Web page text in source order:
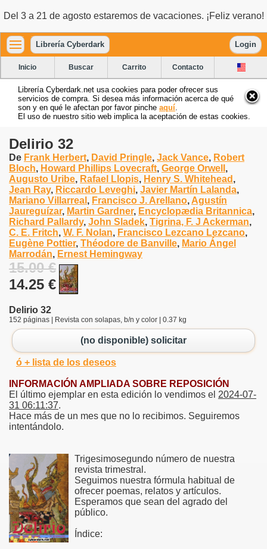
Del 3 a 21 de agosto estaremos de vacaciones. ¡Feliz verano!
Librería Cyberdark Login
Inicio Buscar Carrito Contacto
Librería Cyberdark.net usa cookies para poder ofrecer sus
servicios de compra. Si desea más información acerca de qué
son y en qué le afectan por favor pinche aquí
El uso de nuestro sitio web implica la aceptación de estas cookies.
Delirio 32
De Frank Herbert, David Pringle, Jack Vance, Robert
Bloch, Howard Phillips Lovecraft, George Orwell ,
Augusto Uribe, Rafael Llopis, Henry S. Whitehead ,
Jean Ray, Riccardo Leveghi, Javier Martín Lalanda,
Mariano Villarreal , Francisco J. Arellano, Agustín
Jaureguízar, Martin Gardner, Encyclopædia Britannica,
Richard Pallardy, John Sladek, Tigrina, F. J Ackerman,
C. E. Fritch, W. F. Nolan, Francisco Lezcano Lezcano,
Eugène Pottier, Théodore de Banville, Mario Ángel
Marrodán, Ernest Hemingway
15.00 €
14.25 €
Delirio 32
152 páginas | Revista con solapas, b/n y color | 0.37 kg
(no disponible) solicitar
ó + lista de los deseos
INFORMACIÓN AMPLIADA SOBRE REPOSICIÓN
El último ejemplar en esta edición lo vendimos el 2024-07-
31 06:11:37.
Hace más de un mes que no lo recibimos. Seguiremos
intentándolo.
Trigesimosegundo número de nuestra
revista trimestral.
Seguimos nuestra fórmula habitual de
ofrecer poemas, relatos y artículos.
Esperamos que sean del agrado del
público.
Índice: